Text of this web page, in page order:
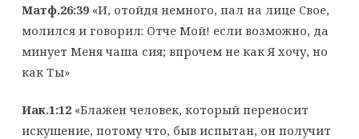
Матф.26:39«И, отойдя немного, пал на лице Свое,
молился и говорил: Отче Мой! если возможно, да
минует Меня чаша сия; впрочем не как Я хочу, но
как Ты»
Иак.1:12«Блажен человек, который переносит
искушение, потому что, быв испытан, он получит